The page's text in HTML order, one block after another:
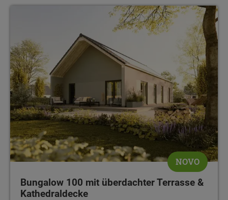
NOVO
Bungalow 100 mit überdachter Terrasse &
Kathedraldecke